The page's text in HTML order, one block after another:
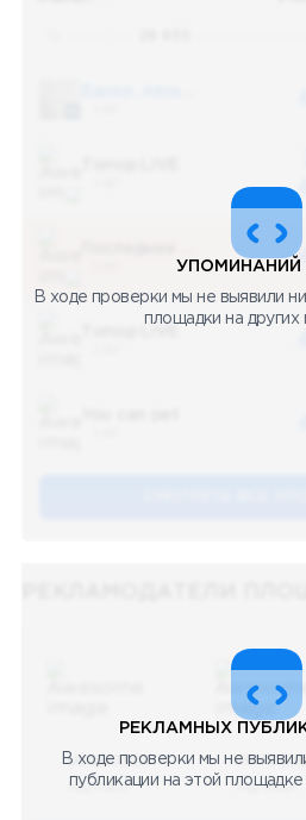
УПОМИНАНИЙ
В ходе проверки мы не выявили
площадки на других
08.05.2023
Научный
Научный
РЕКЛАМНЫХ
В ходе проверки мы не
публикации на этой